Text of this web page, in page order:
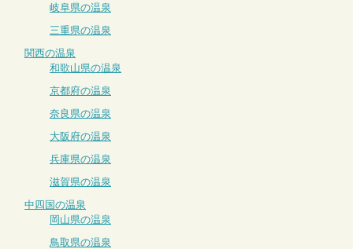
岐阜県の温泉
三重県の温泉
関西の温泉
和歌山県の温泉
京都府の温泉
奈良県の温泉
大阪府の温泉
兵庫県の温泉
滋賀県の温泉
中四国の温泉
岡山県の温泉
鳥取県の温泉